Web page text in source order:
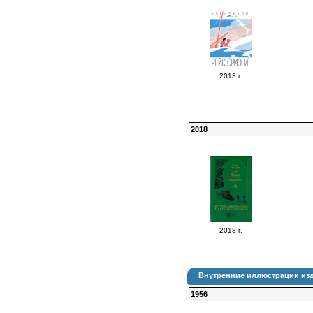
2013 г.
2018
2018 г.
Внутренние иллюстрации
1956